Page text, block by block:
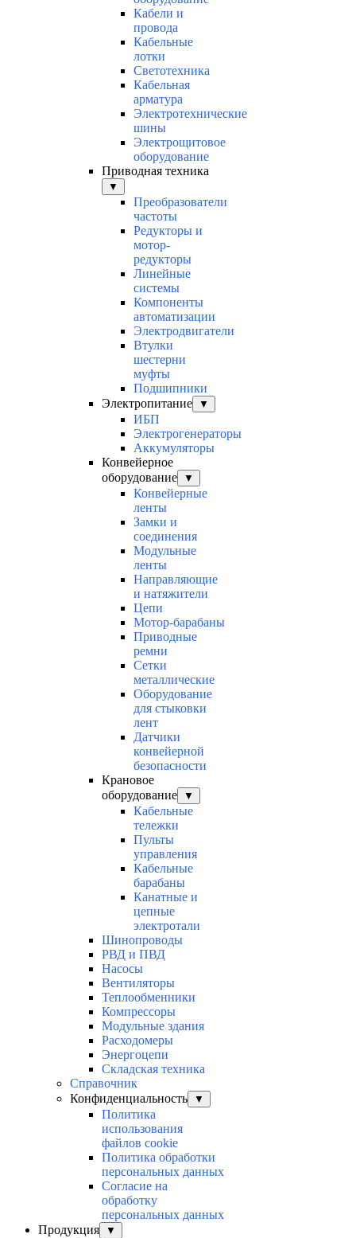
Кабели и
провода
Кабельные
лотки
Светотехника
Кабельная
арматура
Электротехнические
шины
Электрощитовое
оборудование
Приводная техника
▼
Преобразователи
частоты
Редукторы и
мотор-
редукторы
Линейные
системы
Компоненты
автоматизации
Электродвигатели
Втулки
шестерни
муфты
Подшипники
Электропитание
▼
ИБП
Электрогенераторы
Аккумуляторы
Конвейерное
оборудование
▼
Конвейерные
ленты
Замки и
соединения
Модульные
ленты
Направляющие
и натяжители
Цепи
Мотор-барабаны
Приводные
ремни
Сетки
металлические
Оборудование
для стыковки
лент
Датчики
конвейерной
безопасности
Крановое
оборудование
▼
Кабельные
тележки
Пульты
управления
Кабельные
барабаны
Канатные и
цепные
электротали
Шинопроводы
РВД и ПВД
Насосы
Вентиляторы
Теплообменники
Компрессоры
Модульные здания
Расходомеры
Энергоцепи
Складская техника
Справочник
Конфиденциальность
▼
Политика
использования
файлов cookie
Политика обработки
персональных данных
Согласие на
обработку
персональных данных
Продукция
▼